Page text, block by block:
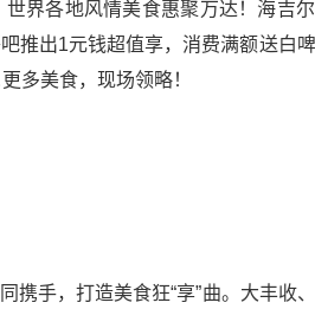
界各地风情美食惠聚万达！海吉
推出1元钱超值享，消费满额送白
多美食，现场领略！
携手，打造美食狂“享”曲。大丰收